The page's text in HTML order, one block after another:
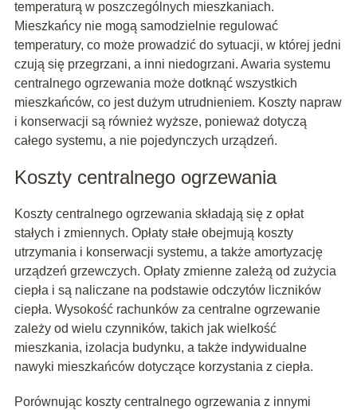
temperaturą w poszczególnych mieszkaniach.
Mieszkańcy nie mogą samodzielnie regulować
temperatury, co może prowadzić do sytuacji, w której jedni
czują się przegrzani, a inni niedogrzani. Awaria systemu
centralnego ogrzewania może dotknąć wszystkich
mieszkańców, co jest dużym utrudnieniem. Koszty napraw
i konserwacji są również wyższe, ponieważ dotyczą
całego systemu, a nie pojedynczych urządzeń.
Koszty centralnego ogrzewania
Koszty centralnego ogrzewania składają się z opłat
stałych i zmiennych. Opłaty stałe obejmują koszty
utrzymania i konserwacji systemu, a także amortyzację
urządzeń grzewczych. Opłaty zmienne zależą od zużycia
ciepła i są naliczane na podstawie odczytów liczników
ciepła. Wysokość rachunków za centralne ogrzewanie
zależy od wielu czynników, takich jak wielkość
mieszkania, izolacja budynku, a także indywidualne
nawyki mieszkańców dotyczące korzystania z ciepła.
Porównując koszty centralnego ogrzewania z innymi